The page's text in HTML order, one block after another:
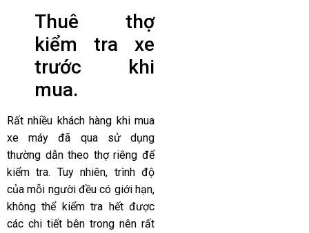
Thuê thợ
kiểm tra xe
trước khi
mua.
Rất nhiều khách hàng khi mua
xe máy đã qua sử dụng
thường dẫn theo thợ riêng để
kiểm tra. Tuy nhiên, trình độ
của mỗi người đều có giới hạn,
không thể kiểm tra hết được
các chi tiết bên trong nên rất